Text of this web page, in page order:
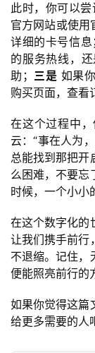
首
页
号
卡
百
科
防
诈
知
行
业
资
讯
登录
此时，你可以尝
官方网站或使用
详细的卡号信息
的服务热线，
助； 三是 如果
购买页面，查看
在这个过程中
云：“事在人为
总能找到那把开
么困难，不要忘
时候，一个小小
在这个数字化的
让我们携手前行
不退缩。记住，
便能照亮前行的
如果你觉得这篇
给更多需要的人